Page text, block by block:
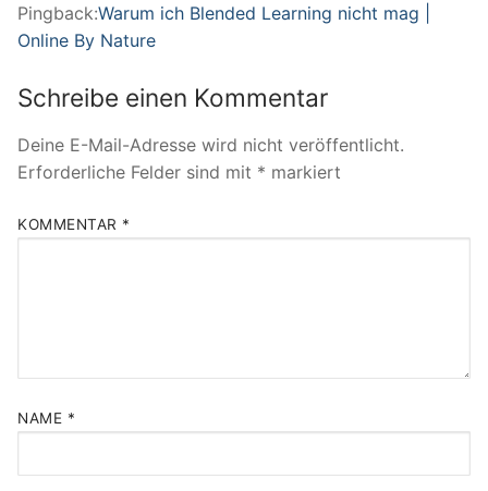
Pingback:Warum ich Blended Learning nicht mag |
Online By Nature
Schreibe einen Kommentar
Deine E-Mail-Adresse wird nicht veröffentlicht.
Erforderliche Felder sind mit * markiert
KOMMENTAR *
NAME *